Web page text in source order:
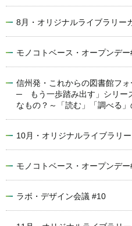
8月・オリジナルライブラリー
モノコトベース・オープンデ
信州発・これからの図書館フ
─ もう一歩踏み出す」シリー
なもの？～「読む」「調べる」
10月・オリジナルライブラリ
モノコトベース・オープンデ
ラボ・デザイン会議 #10